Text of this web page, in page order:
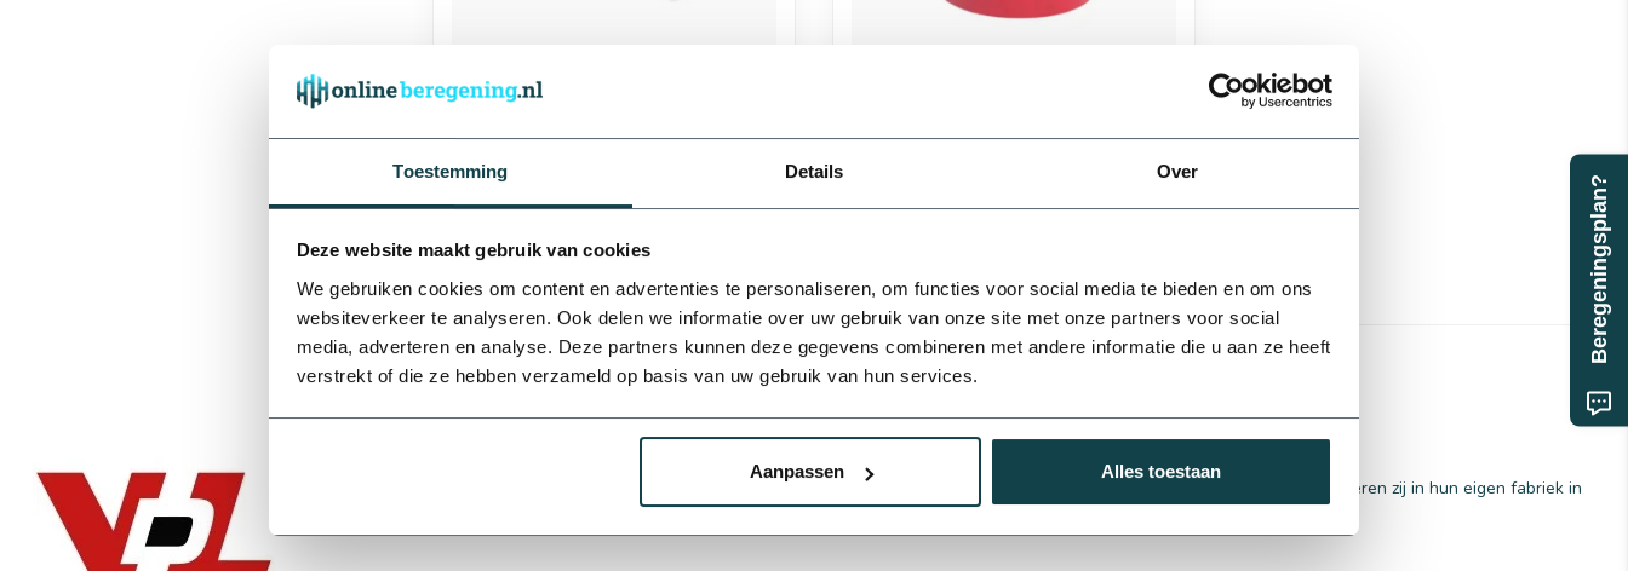
Toestemming Details Over
Deze website maakt gebruik van cookies
We gebruiken cookies om content en advertenties te personaliseren, om functies voor social media te bieden en om ons
websiteverkeer te analyseren. Ook delen we informatie over uw gebruik van onze site met onze partners voor social
media, adverteren en analyse. Deze partners kunnen deze gegevens combineren met andere informatie die u aan ze heeft
verstrekt of die ze hebben verzameld op basis van uw gebruik van hun services.
Aanpassen Alles toestaan
Van de Lande PP buisklem zonder
€0,51
Toon1-5 van 5
Van de Lande is een producent van een breed assortiment aan fiitingen uit PVC en PE. Meer dan 4500 artikelen produceren zij in hun eigen fabriek in
Nederland. Elk product wordt streng gecontroleerd en verzekeren zij topkwaliteit op elk product.
40 mm 50 mm 63 mm
Beregeningsplan?